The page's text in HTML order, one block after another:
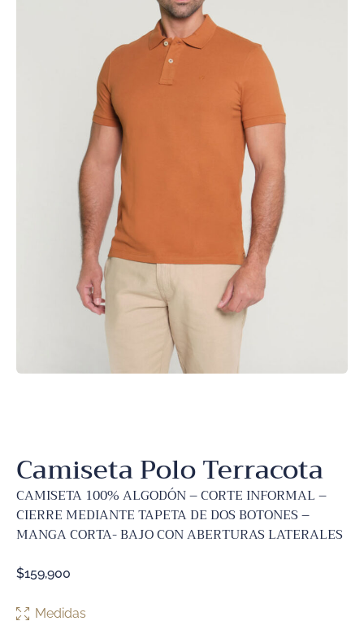
Camiseta Polo Terracota
CAMISETA 100% ALGODÓN – CORTE INFORMAL –
CIERRE MEDIANTE TAPETA DE DOS BOTONES –
MANGA CORTA- BAJO CON ABERTURAS LATERALES
$159,900
Medidas